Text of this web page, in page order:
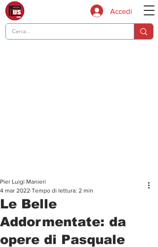
Accedi
Le Belle
Addormentate: da
opere di Pasquale
Pier Luigi Manieri
4 mar 2022 Tempo di lettura: 2 min